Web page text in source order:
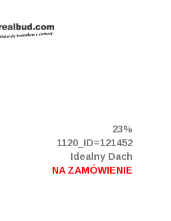
23%
1120_ID=121452
Idealny Dach
NA ZAMÓWIENIE